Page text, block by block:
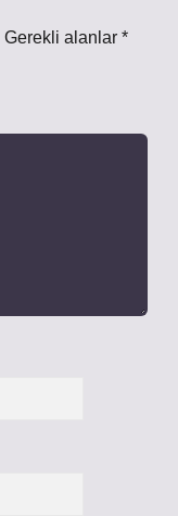
Gerekli alanlar *